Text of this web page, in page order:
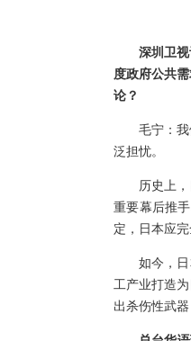
深圳卫
度政府公共
论？
毛宁：
泛担忧。
历史上
重要幕后推
定，日本应
如今，
工产业打造
出杀伤性武